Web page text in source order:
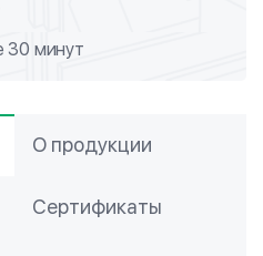
30 минут
О продукции
Сертификаты